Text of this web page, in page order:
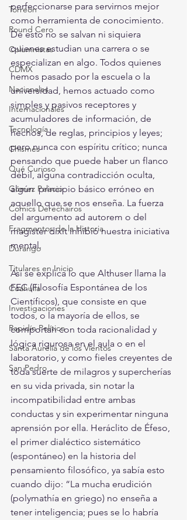
Torreón
Round Cero
Columnistas
CDMX
Nacionales
Internacionales
Tecnología
Chismes
Qué Curioso
Gómez Palacio
Comics Derechairos
Fragmentos de la Historia
Durango
Titulares en Inicio
Coahuila
Investigaciones
Rapidín Político
Santa Aurelia de los Vientos
San Pedro
perfeccionarse para servirnos mejor
como herramienta de conocimiento.
De esto no se salvan ni siquiera
quienes estudian una carrera o se
especializan en algo. Todos quienes
hemos pasado por la escuela o la
universidad, hemos actuado como
simples y pasivos receptores y
acumuladores de información, de
hechos, de reglas, principios y leyes;
pero nunca con espíritu crítico; nunca
pensando que puede haber un flanco
débil, alguna contradicción oculta,
algún  principio básico erróneo en
aquello que se nos enseña. La fuerza
del argumento ad autorem o del
magister dixit inhibió nuestra iniciativa
mental.
Así se explica lo que Althuser llama la
FEC (Filosofía Espontánea de los
Científicos), que consiste en que
todos, o la mayoría de ellos, se
comportan con toda racionalidad y
lógica rigurosa en el aula o en el
laboratorio, y como fieles creyentes de
toda suerte de milagros y supercherías
en su vida privada, sin notar la
incompatibilidad entre ambas
conductas y sin experimentar ninguna
aprensión por ella. Heráclito de Éfeso,
el primer dialéctico sistemático
(espontáneo) en la historia del
pensamiento filosófico, ya sabía esto
cuando dijo: “La mucha erudición
(polymathía en griego) no enseña a
tener inteligencia; pues se lo habría